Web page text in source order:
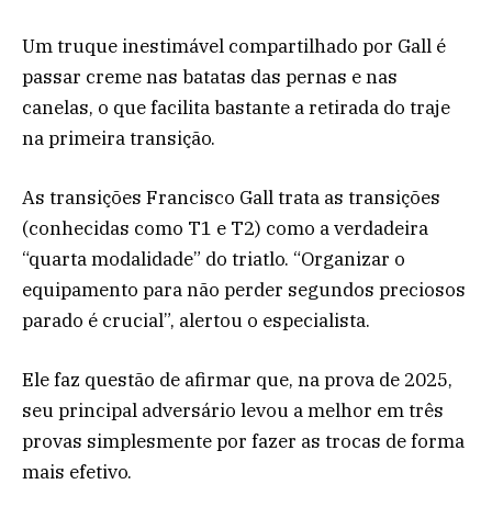
Um truque inestimável compartilhado por Gall é
passar creme nas batatas das pernas e nas
canelas, o que facilita bastante a retirada do traje
na primeira transição.
As transições Francisco Gall trata as transições
(conhecidas como T1 e T2) como a verdadeira
“quarta modalidade” do triatlo. “Organizar o
equipamento para não perder segundos preciosos
parado é crucial”, alertou o especialista.
Ele faz questão de afirmar que, na prova de 2025,
seu principal adversário levou a melhor em três
provas simplesmente por fazer as trocas de forma
mais efetivo.